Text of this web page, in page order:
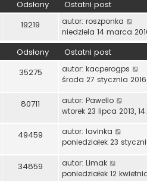
Odsłony Ostatni post
19219 autor: roszponka
niedziela 14 marca
Odsłony Ostatni post
35275 autor: kacperogps
środa 27 stycznia 2016,
80711 autor: Pawello
wtorek 23 lipca 2013,
49459 autor: lavinka
poniedziałek 23
34859 autor: Limak
poniedziałek 12